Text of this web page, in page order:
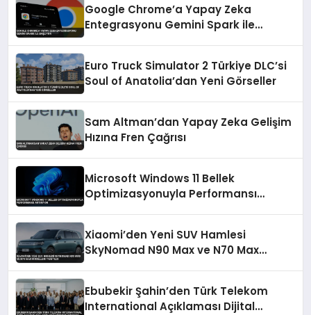
Google Chrome’a Yapay Zeka
Entegrasyonu Gemini Spark ile
Euro Truck Simulator 2 Türkiye DLC’si
Soul of Anatolia’dan Yeni Görseller
Sam Altman’dan Yapay Zeka Gelişim
Hızına Fren Çağrısı
Microsoft Windows 11 Bellek
Optimizasyonuyla Performansı
Xiaomi’den Yeni SUV Hamlesi
SkyNomad N90 Max ve N70 Max
Ebubekir Şahin’den Türk Telekom
International Açıklaması Dijital